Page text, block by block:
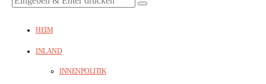
HEIM
INLAND
INNENPOLITIK